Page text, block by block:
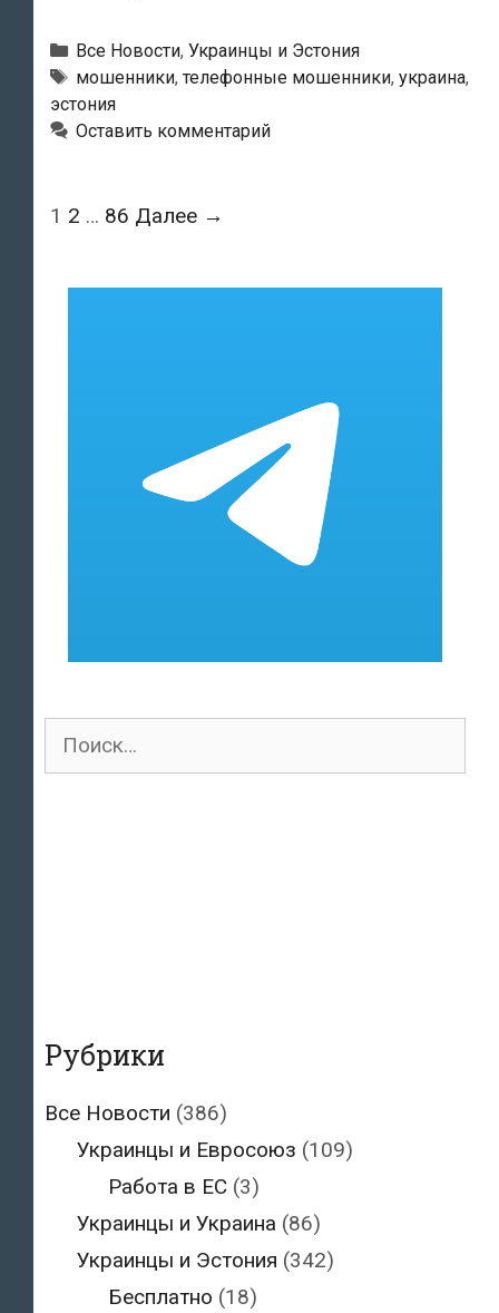
бдительны!
Телефонные
не
Рубрики
Все Новости, Украинцы и Эстония
Метки
мошенники,телефонные мошенники, украина,
эстония
Оставить комментарий
Навигация
1 2 … 86 Далее →
Поиск
Рубрики
Все Новости (386)
Украинцы и Евросоюз (109)
Работа в ЕС (3)
Украинцы и Украина (86)
Украинцы и Эстония (342)
Бесплатно (18)